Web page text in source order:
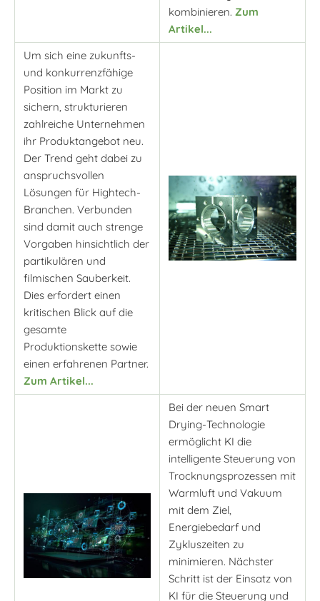
kombinieren. Zum
Artikel...
Um sich eine zukunfts-
und konkurrenzfähige
Position im Markt zu
sichern, strukturieren
zahlreiche Unternehmen
ihr Produktangebot neu.
Der Trend geht dabei zu
anspruchsvollen
Lösungen für Hightech-
Branchen. Verbunden
sind damit auch strenge
Vorgaben hinsichtlich der
partikulären und
filmischen Sauberkeit.
Dies erfordert einen
kritischen Blick auf die
gesamte
Produktionskette sowie
einen erfahrenen Partner.
Zum Artikel...
Bei der neuen Smart
Drying-Technologie
ermöglicht KI die
intelligente Steuerung von
Trocknungsprozessen mit
Warmluft und Vakuum
mit dem Ziel,
Energiebedarf und
Zykluszeiten zu
minimieren. Nächster
Schritt ist der Einsatz von
KI für die Steuerung und